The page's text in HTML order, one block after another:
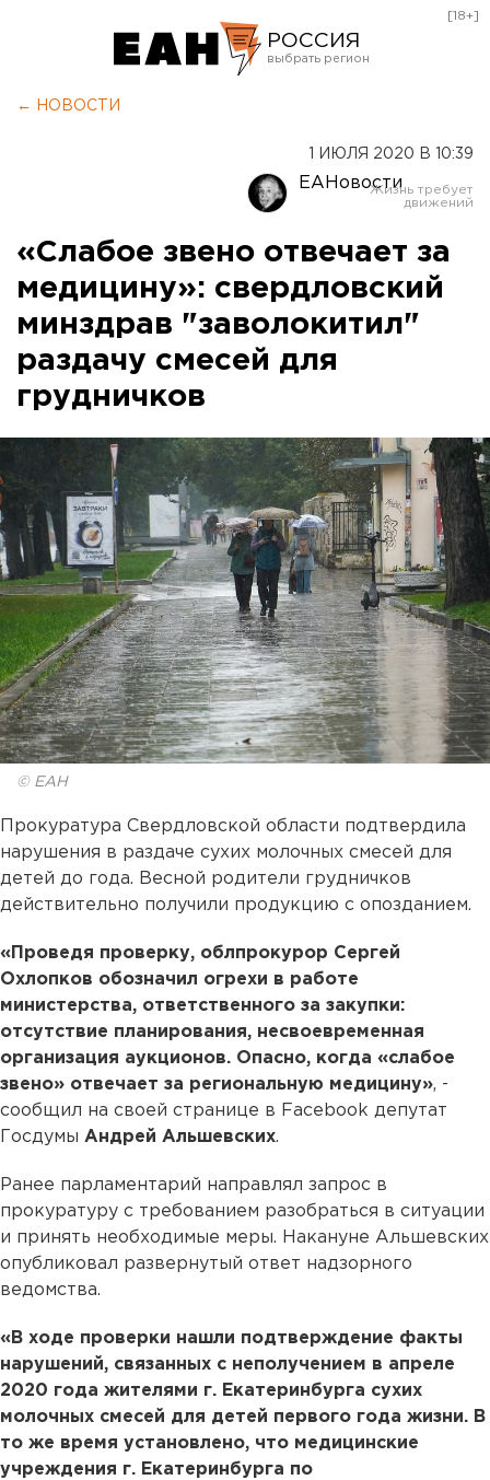
РОССИЯ
Оренбург
[18+]
← НОВОСТИ
1 ИЮЛЯ 2020 В 10:39
ЕАНовости
«Слабое звено отвечает за
медицину»: свердловский
минздрав "заволокитил"
раздачу смесей для
грудничков
© ЕАН
Прокуратура Свердловской области подтвердила
нарушения в раздаче сухих молочных смесей для
детей до года. Весной родители грудничков
действительно получили продукцию с опозданием.
«Проведя проверку, облпрокурор Сергей
Охлопков обозначил огрехи в работе
министерства, ответственного за закупки:
отсутствие планирования, несвоевременная
организация аукционов. Опасно, когда «слабое
звено» отвечает за региональную медицину», -
сообщил на своей странице в Facebook депутат
Госдумы Андрей Альшевских.
Ранее парламентарий направлял запрос в
прокуратуру с требованием разобраться в ситуации
и принять необходимые меры. Накануне Альшевских
опубликовал развернутый ответ надзорного
ведомства.
«В ходе проверки нашли подтверждение факты
нарушений, связанных с неполучением в апреле
2020 года жителями г. Екатеринбурга сухих
молочных смесей для детей первого года жизни. В
то же время установлено, что медицинские
учреждения г. Екатеринбурга по